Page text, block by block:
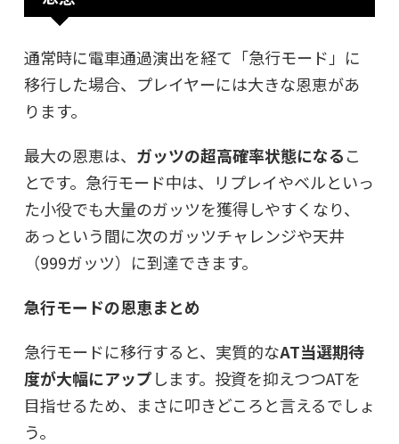
通常時に電車通過演出を経て「急行モード」に
移行した場合、プレイヤーには大きな恩恵があ
ります。
最大の恩恵は、 ガッツの超高確率状態になるこ
とです。急行モード中は、リプレイやベルといっ
た小役でも大量のガッツを獲得しやすくなり、
あっという間に次のガッツチャレンジや天井
（999ガッツ）に到達できます。
急行モードの恩恵まとめ
急行モードに移行すると、実質的なAT当選期待
度が大幅にアップします。投資を抑えつつATを
目指せるため、まさに叩きどころと言えるでしょ
う。